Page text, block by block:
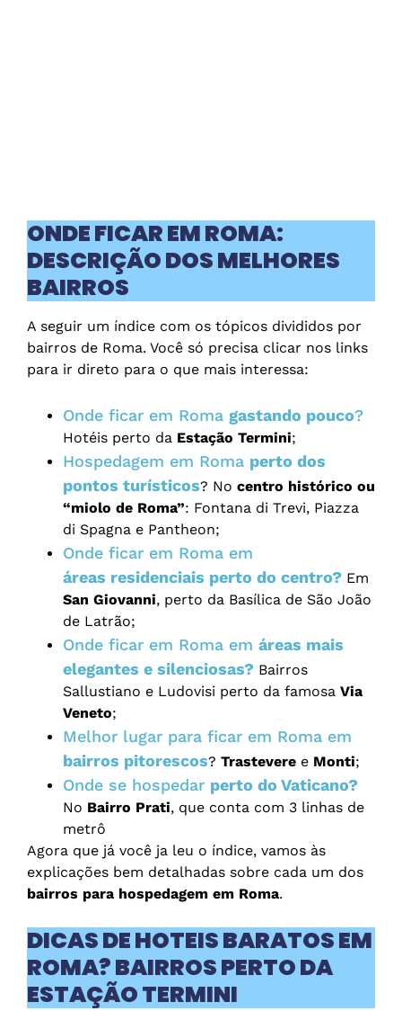
ONDE FICAR EM ROMA:
DESCRIÇÃO DOS MELHORES
BAIRROS
A seguir um índice com os tópicos divididos por
bairros de Roma. Você só precisa clicar nos links
para ir direto para o que mais interessa:
Onde ficar em Roma gastando pouco?
Hotéis perto da Estação Termini;
Hospedagem em Roma perto dos
pontos turísticos? No centro histórico ou
“miolo de Roma”: Fontana di Trevi, Piazza
di Spagna e Pantheon;
Onde ficar em Roma em
áreas residenciais perto do centro? Em
San Giovanni, perto da Basílica de São João
de Latrão;
Onde ficar em Roma em áreas mais
elegantes e silenciosas? Bairros
Sallustiano e Ludovisi perto da famosa Via
Veneto;
Melhor lugar para ficar em Roma em
bairros pitorescos? Trastevere e Monti;
Onde se hospedar perto do Vaticano?
No Bairro Prati, que conta com 3 linhas de
metrô
Agora que já você ja leu o índice, vamos às
explicações bem detalhadas sobre cada um dos
bairros para hospedagem em Roma.
DICAS DE HOTEIS BARATOS EM
ROMA? BAIRROS PERTO DA
ESTAÇÃO TERMINI